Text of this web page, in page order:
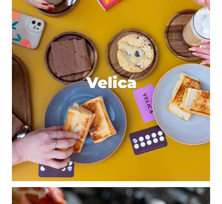
Les quantités ont l’air petites en arrivant, mais une
fois tout mangé, on est heureux de pouvoir se
reposer dans cette bulle de verdure au calme et en
plein cœur de la ville. Après, y’a plus qu’à enchaîner
sur la visite du musée ou du lèche-vitrines dans les
rues environnantes. p(*＾-＾*)q
Il faut juste se payer le culot de rentrer dans le
Musée sans payer, les gardes ne sont pas tjs
conciliants, précisez que vous allez au café à l’étage.
(?・・)σ
Pensez à réserver pour la terrasse souvent blindée.
Répondre
Mr TONY
8 mars 2012 à 20 h 11 min